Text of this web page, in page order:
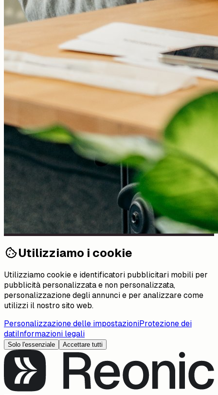
Utilizziamo i cookie
Utilizziamo cookie e identificatori pubblicitari mobili per
pubblicità personalizzata e non personalizzata,
personalizzazione degli annunci e per analizzare come
utilizzi il nostro sito web.
Personalizzazione delle impostazioniProtezione dei
datiInformazioni legali
Solo l'essenziale Accettare tutti